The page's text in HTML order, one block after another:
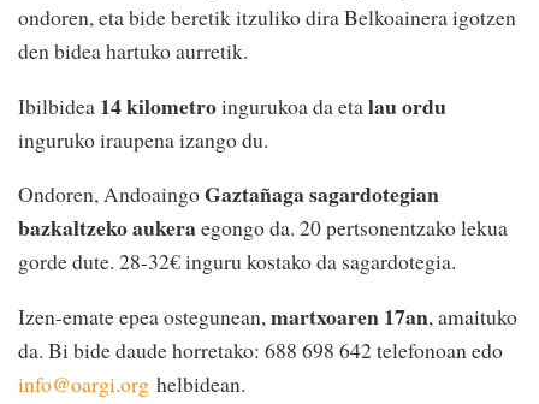
ondoren, eta bide beretik itzuliko dira Belkoainera igotzen
den bidea hartuko aurretik.
Ibilbidea 14 kilometroingurukoa da etalau ordu
inguruko iraupena izango du.
Ondoren, AndoaingoGaztañaga sagardotegian
bazkaltzeko aukeraegongo da. 20 pertsonentzako lekua
gorde dute. 28-32€ inguru kostako da sagardotegia.
Izen-emate epea ostegunean, martxoaren 17an, amaituko
da. Bi bide daude horretako: 688 698 642 telefonoan edo
info@oargi.org helbidean.